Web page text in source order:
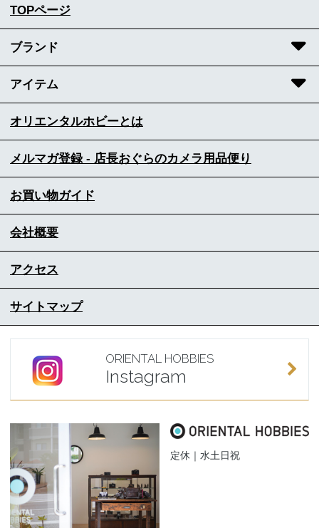
TOPページ
ブランド
アイテム
オリエンタルホビーとは
メルマガ登録 - 店長おぐらのカメラ用品便り
お買い物ガイド
会社概要
アクセス
サイトマップ
ORIENTAL HOBBIES
Instagram
定休｜水土日祝